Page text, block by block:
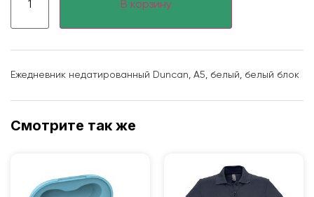
В корзину
Ежедневник недатированный Duncan, А5, белый, белый блок
Смотрите так же